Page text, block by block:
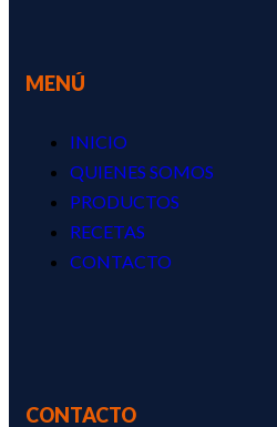
MENÚ
INICIO
QUIENES SOMOS
PRODUCTOS
RECETAS
CONTACTO
CONTACTO